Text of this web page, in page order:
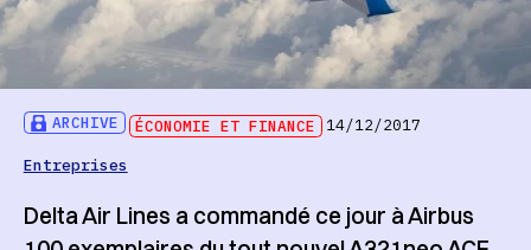
ARCHIVE ÉCONOMIE ET FINANCE
14/12/2017
Entreprises
Delta Air Lines a commandé ce jour à Airbus